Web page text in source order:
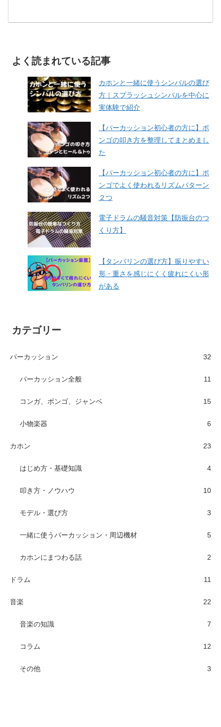
よく読まれている記事
カホンと一緒に使うシンバルの選び
方｜スプラッシュシンバルを中心に
実体験で紹介
【パーカッション初心者の方に】ボ
ンゴの叩き方を整理してまとめまし
た
【パーカッション初心者の方に】ボ
ンゴでよく使われるリズムパターン
２つ
電子ドラムの騒音対策【防振台のつ
くり方】
【タンバリンの選び方】振りやすい
形・重さを感じにくく疲れにくい形
がある
カテゴリー
パーカッション 32
パーカッション全般 11
コンガ、ボンゴ、ジャンベ 15
小物楽器 6
カホン 23
はじめ方・基礎知識 4
叩き方・ノウハウ 10
モデル・選び方 3
一緒に使うパーカッション・周辺機材 5
カホンにまつわる話 2
ドラム 11
音楽 22
音楽の知識 7
コラム 12
その他 3